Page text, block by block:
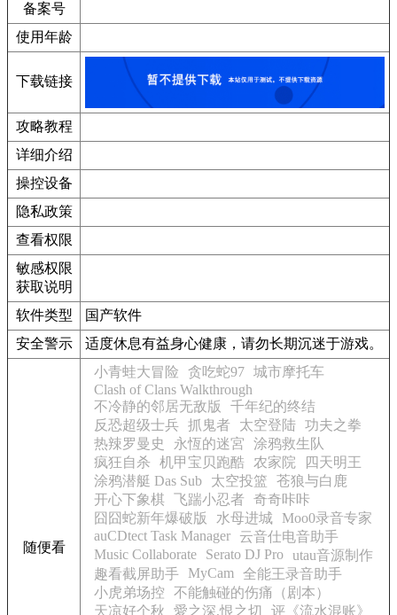
备案号
使用年龄
下载链接
攻略教程
详细介绍
操控设备
隐私政策
查看权限
敏感权限
获取说明
软件类型
国产软件
安全警示
适度休息有益身心健康，请勿长期沉迷于游戏。
随便看
小青蛙大冒险 贪吃蛇97 城市摩托车
Clash of Clans Walkthrough
不冷静的邻居无敌版
千年纪的终结
反恐超级士兵 抓鬼者 太空登陆 功夫之拳
热辣罗曼史
永恆的迷宮
涂鸦救生队
疯狂自杀
机甲宝贝跑酷 农家院
四天明王
涂鸦潜艇 Das Sub
太空投篮
苍狼与白鹿
开心下象棋 飞踹小忍者
奇奇咔咔
囧囧蛇新年爆破版
水母进城
Moo0录音专家
auCDtect Task Manager
云音仕电音助手
Music Collaborate
Serato DJ Pro utau音源制作
趣看截屏助手
MyCam
全能王录音助手
小虎弟场控
不能触碰的伤痛（剧本）
天凉好个秋
愛之深,恨之切 评《流水混账》